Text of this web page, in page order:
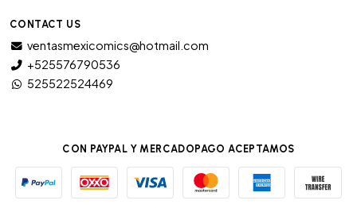
CONTACT US
ventasmexicomics@hotmail.com
+525576790536
525522524469
CON PAYPAL Y MERCADOPAGO ACEPTAMOS